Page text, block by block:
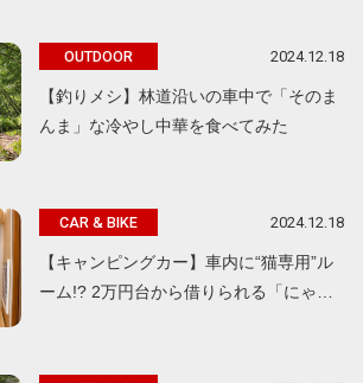
OUTDOOR 2024.12.18
【釣りメシ】林道沿いの車中で「そのま
んま」な冷やし中華を食べてみた
CAR & BIKE 2024.12.18
【キャンピングカー】車内に“猫専用”ル
ーム!? 2万円台から借りられる「にゃ…